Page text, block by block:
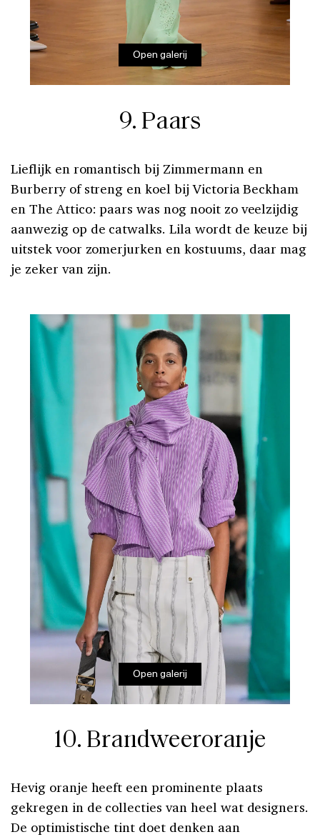
Open galerij
9. Paars
Lieflijk en romantisch bij Zimmermann en
Burberry of streng en koel bij Victoria Beckham
en The Attico: paars was nog nooit zo veelzijdig
aanwezig op de catwalks. Lila wordt de keuze bij
uitstek voor zomerjurken en kostuums, daar mag
je zeker van zijn.
Open galerij
10. Brandweeroranje
Hevig oranje heeft een prominente plaats
gekregen in de collecties van heel wat designers.
De optimistische tint doet denken aan